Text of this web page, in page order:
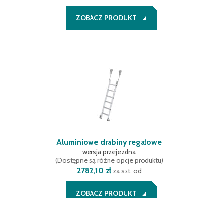
ZOBACZ PRODUKT
Aluminiowe drabiny regałowe
wersja przejezdna
(Dostępne są różne opcje produktu)
2782,10 złza szt. od
ZOBACZ PRODUKT